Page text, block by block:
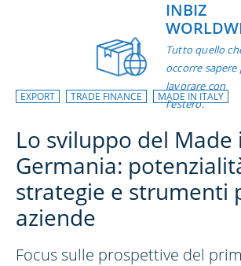
INBIZ
Tutto quello
occorre sapere
lavorare con
l'estero.
EXPORT TRADE FINANCE MADE IN ITALY
Lo sviluppo del Made
Germania:
strategie e strumenti
aziende
Focus sulle prospettive del